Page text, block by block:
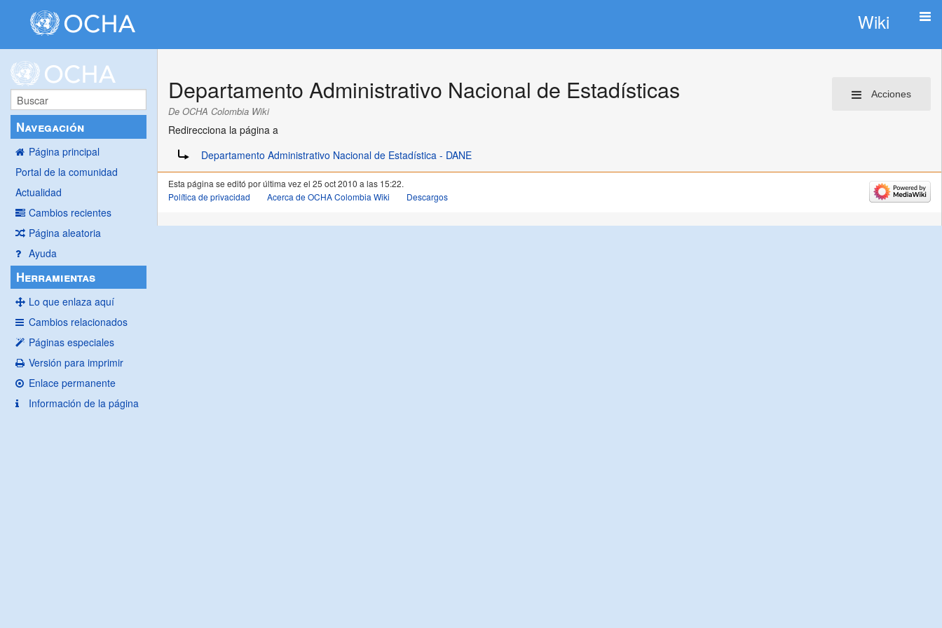
Wiki
Navegación
Página principal
Portal de la comunidad
Actualidad
Cambios recientes
Página aleatoria
Ayuda
Herramientas
Lo que enlaza aquí
Cambios relacionados
Páginas especiales
Versión para imprimir
Enlace permanente
Información de la página
Acciones
Departamento Administrativo Nacional de Estadísticas
De OCHA Colombia Wiki
Redirecciona la página a
Departamento Administrativo Nacional de Estadística - DANE
Esta página se editó por última vez el 25 oct 2010 a las 15:22.
Política de privacidad
Acerca de OCHA Colombia Wiki Descargos